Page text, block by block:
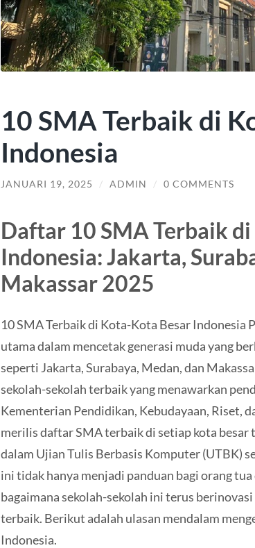
10 SMA Terbaik di
Indonesia
JANUARI 19, 2025 / ADMIN / 0 COMMENTS
Daftar 10 SMA Terbaik
Indonesia: Jakarta,
Makassar 2025
10 SMA Terbaik di Kota-Kota Besar Indonesia
utama dalam mencetak generasi muda yang
seperti Jakarta, Surabaya, Medan, dan
sekolah-sekolah terbaik yang menawarkan
Kementerian Pendidikan, Kebudayaan, Riset,
merilis daftar SMA terbaik di setiap kota
dalam Ujian Tulis Berbasis Komputer (UTBK)
ini tidak hanya menjadi panduan bagi orang
bagaimana sekolah-sekolah ini terus
terbaik. Berikut adalah ulasan mendalam
Indonesia.